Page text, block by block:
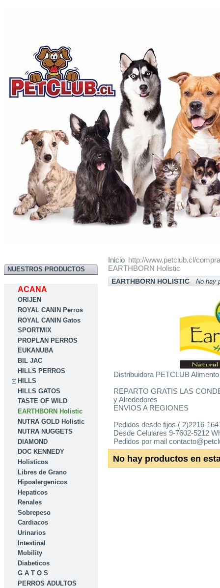
NUESTROS PRODUCTOS
ACANA
ORIJEN
ROYAL CANIN Perros
ROYAL CANIN Gatos
SPORTMIX
PROPLAN PERROS
EUKANUBA
BIL JAC
HILLS PERROS
HILLS
HILLS GATOS
TASTE OF WILD
EARTHBORN Holistic
NUTRA GOLD Holistic
NUTRA NUGGETS
DIAMOND
DOC KENNEDY
Holisticos
Libres de Grano
Hipoalergenicos
Hepaticos
Renales
Sobrepeso
Cardiacos
Urinarios
Intestinal
Mobility
Diabeticos
G A T O S
PERROS ADULTOS
Inicio http://www.petclub.cl/
EARTHBORN Holistic
EARTHBORN HOLISTIC No hay
Distribuidora PETCLUB
REPARTO GRATIS LAS
y Alrededores
ENVIOS A REGIONES
Pedidos desde fijos ( 2)2216-
Desde Celulares 9-7602-5212
Pedidos por mail
No hay productos en